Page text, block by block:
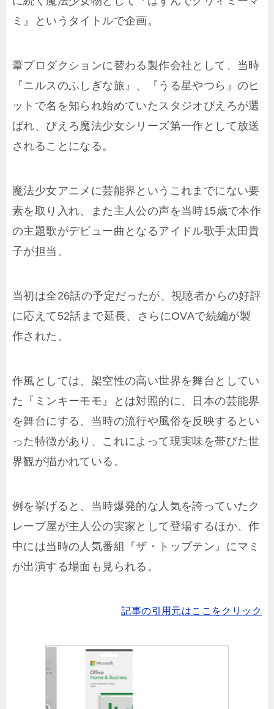
ミ』というタイトルで企画。
葦プロダクションに替わる製作会社として、当時
『ニルスのふしぎな旅』、『うる星やつら』のヒ
ットで名を知られ始めていたスタジオぴえろが選
ばれ、ぴえろ魔法少女シリーズ第一作として放送
されることになる。
魔法少女アニメに芸能界というこれまでにない要
素を取り入れ、また主人公の声を当時15歳で本作
の主題歌がデビュー曲となるアイドル歌手太田貴
子が担当。
当初は全26話の予定だったが、視聴者からの好評
に応えて52話まで延長、さらにOVAで続編が製
作された。
作風としては、架空性の高い世界を舞台としてい
た『ミンキーモモ』とは対照的に、日本の芸能界
を舞台にする、当時の流行や風俗を反映するとい
った特徴があり、これによって現実味を帯びた世
界観が描かれている。
例を挙げると、当時爆発的な人気を誇っていたク
レープ屋が主人公の実家として登場するほか、作
中には当時の人気番組『ザ・トップテン』にマミ
が出演する場面も見られる。
記事の引用元はここをクリック